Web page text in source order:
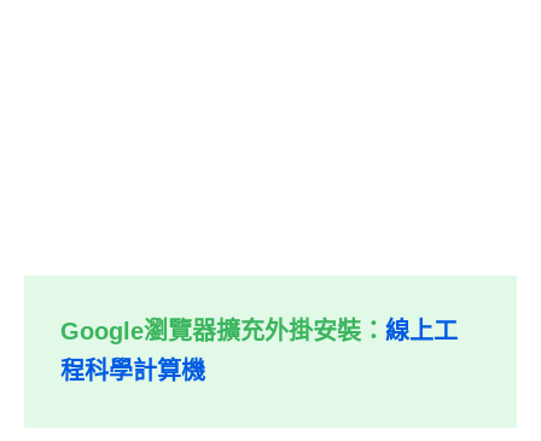
Google瀏覽器擴充外掛安裝： 線上工
程科學計算機